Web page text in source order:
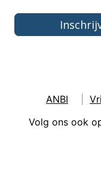
ANBI
Volg ons ook